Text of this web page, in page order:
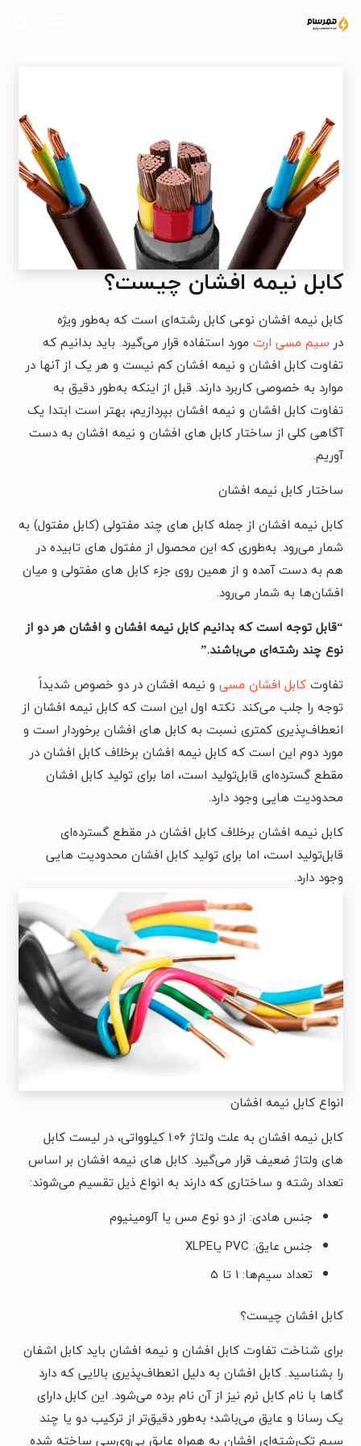
کابل نیمه افشان چیست؟
کابل نیمه افشان نوعی کابل رشته‌ای است که به‌طور ویژه
در سیم مسی ارت مورد استفاده قرار می‌گیرد. باید بدانیم که
تفاوت کابل افشان و نیمه افشان کم نیست و هر یک از آنها در
موارد به خصوصی کاربرد دارند. قبل از اینکه به‌طور دقیق به
تفاوت کابل افشان و نیمه افشان بپردازیم، بهتر است ابتدا یک
آگاهی کلی از ساختار کابل های افشان و نیمه افشان به دست
آوریم.
ساختار کابل نیمه افشان
کابل نیمه افشان از جمله کابل های چند مفتولی (کابل مفتول) به
شمار می‌رود. به‌طوری‌ که این محصول از مفتول های تابیده در
هم به دست آمده و از همین روی جزء کابل های مفتولی و میان
افشان‌ها به شمار می‌رود.
“قابل توجه است که بدانیم کابل نیمه افشان و افشان هر دو از
نوع چند رشته‌ای می‌باشند.”
تفاوتکابل افشان مسی و نیمه افشان در دو خصوص شدیداً
توجه را جلب می‌کند. نکته اول این است که کابل نیمه افشان از
انعطاف‌پذیری کمتری نسبت به کابل های افشان برخوردار است و
مورد دوم این است که کابل نیمه افشان برخلاف کابل افشان در
مقطع گسترده‌ای قابل‌تولید است، اما برای تولید کابل افشان
محدودیت هایی وجود دارد.
کابل نیمه افشان برخلاف کابل افشان در مقطع گسترده‌ای
قابل‌تولید است، اما برای تولید کابل افشان محدودیت هایی
وجود دارد.
انواع کابل نیمه افشان
کابل نیمه افشان به علت ولتاژ 1.06 کیلوواتی، در لیست کابل
های ولتاژ ضعیف قرار می‌گیرد. کابل های نیمه افشان بر اساس
تعداد رشته و ساختاری که دارند به انواع ذیل تقسیم می‌شوند:
جنس هادی: از دو نوع مس یا آلومینیوم
جنس عایق: PVC یاXLPE
تعداد سیم‌ها: 1 تا 5
کابل افشان چیست؟
برای شناخت تفاوت کابل افشان و نیمه افشان باید کابل اشفان
را بشناسید. کابل افشان به دلیل انعطاف‌پذیری بالایی که دارد
گاها با نام کابل نرم نیز از آن نام برده می‌شود. این کابل دارای
یک رسانا و عایق می‌باشد؛ به‌طور دقیق‌تر از ترکیب دو یا چند
سیم تک‌رشته‌ای افشان به همراه عایق پی‌وی‌سی ساخته شده